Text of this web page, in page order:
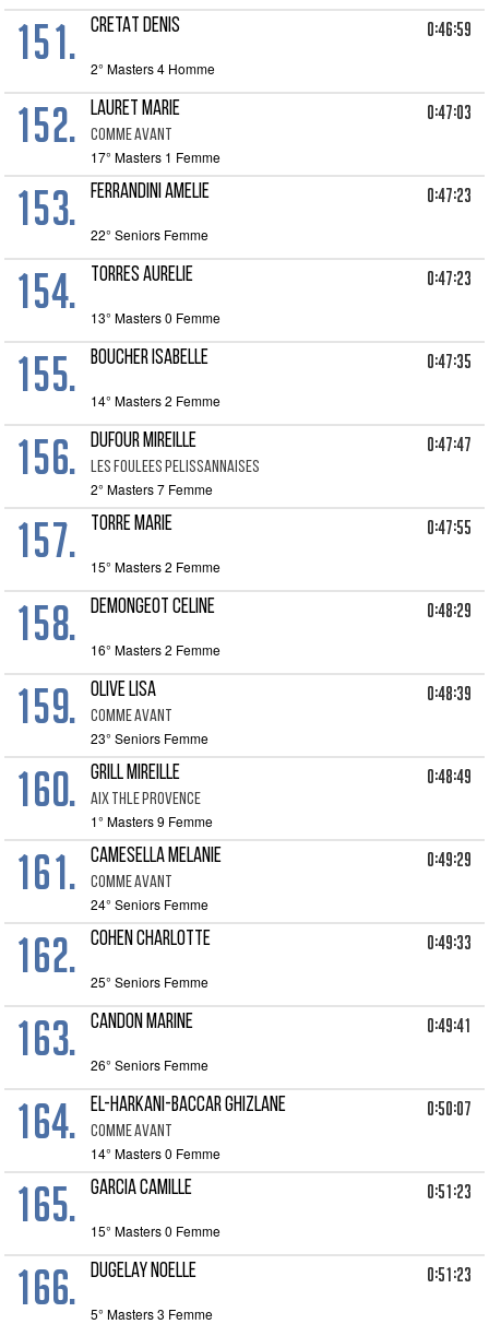
151. CRETAT DENIS 0:46:59
2° Masters 4 Homme
152. LAURET MARIE
COMME AVANT
0:47:03
17° Masters 1 Femme
153. FERRANDINI AMELIE 0:47:23
22° Seniors Femme
154. TORRES AURELIE 0:47:23
13° Masters 0 Femme
155. BOUCHER ISABELLE 0:47:35
14° Masters 2 Femme
156. DUFOUR MIREILLE
LES FOULEES PELISSANNAISES
0:47:47
2° Masters 7 Femme
157. TORRE MARIE 0:47:55
15° Masters 2 Femme
158. DEMONGEOT CELINE 0:48:29
16° Masters 2 Femme
159. OLIVE LISA
COMME AVANT
0:48:39
23° Seniors Femme
160. GRILL MIREILLE
AIX THLE PROVENCE
0:48:49
1° Masters 9 Femme
161. CAMESELLA MELANIE
COMME AVANT
0:49:29
24° Seniors Femme
162. COHEN CHARLOTTE 0:49:33
25° Seniors Femme
163. CANDON MARINE 0:49:41
26° Seniors Femme
164. EL-HARKANI-BACCAR GHIZLANE
COMME AVANT
0:50:07
14° Masters 0 Femme
165. GARCIA CAMILLE 0:51:23
15° Masters 0 Femme
166. DUGELAY NOELLE 0:51:23
5° Masters 3 Femme